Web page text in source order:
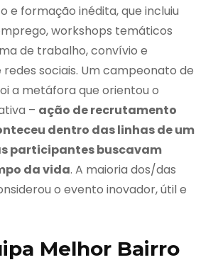
e formação inédita, que incluiu
workshops temáticos
de trabalho, convívio e
sociais. Um campeonato de
a metáfora que orientou o
– ação de recrutamento
dentro das linhas de um
participantes buscavam
da vida. A maioria dos/das
o evento inovador, útil e
Melhor Bairro